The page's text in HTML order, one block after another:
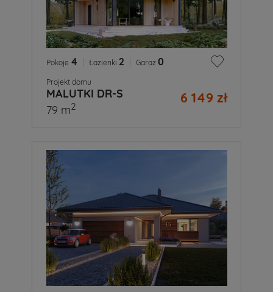
Pokoje 4 Łazienki 2 Garaż 0
Projekt domu
MALUTKI DR-S 6 149 zł
79 m2